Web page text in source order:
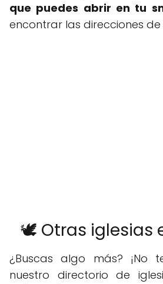
que puedes abrir en tu
encontrar las direcciones de
🕊️ Otras iglesias
¿Buscas algo más? ¡No
nuestro directorio de